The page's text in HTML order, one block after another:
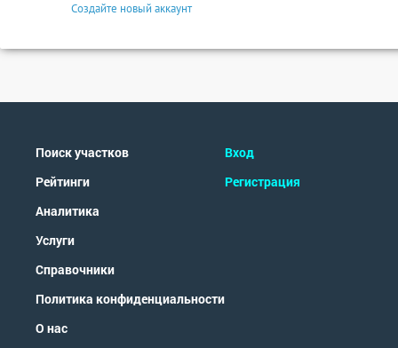
Создайте новый аккаунт
Поиск участков
Рейтинги
Аналитика
Услуги
Справочники
Политика конфиденциальности
О нас
Вход
Регистрация